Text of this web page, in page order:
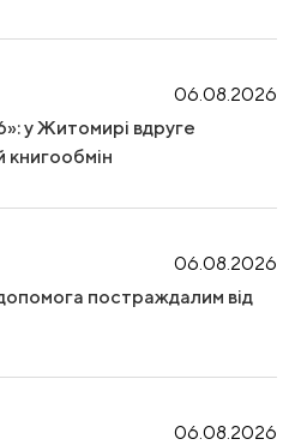
06.08.2026
у Житомирі вдруге
книгообмін
06.08.2026
допомога постраждалим від
06.08.2026